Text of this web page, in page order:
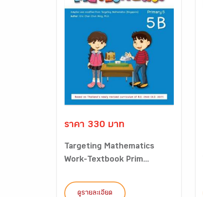
ราคา 330 บาท
Targeting Mathematics
Work-Textbook Prim...
ดูรายละเอียด